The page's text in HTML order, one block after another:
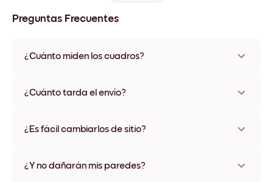
Preguntas Frecuentes
¿Cuánto miden los cuadros?
varios materiales y colores de marco, incluidas opciones sin
¿Cuánto tarda el envío?
disponibles en algunos países. Te enviaremos un número de
¿Es fácil cambiarlos de sitio?
ningún daño
¿Y no dañarán mis paredes?